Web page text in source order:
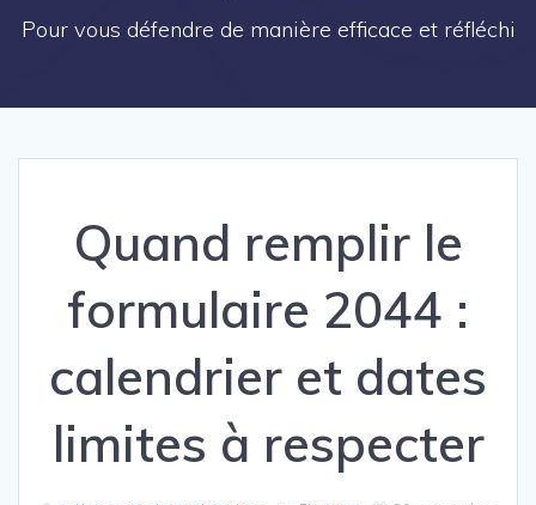
Pour vous défendre de manière efficace et réfléchi
Quand remplir le
formulaire 2044 :
calendrier et dates
limites à respecter